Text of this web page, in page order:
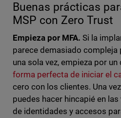
Buenas prácticas
MSP con Zero Trust
Empieza por MFA. Si la
parece demasiado compleja
una sola vez, empieza por
forma perfecta de iniciar el
cero con los clientes. Una
puedes hacer hincapié en
de identidades y accesos